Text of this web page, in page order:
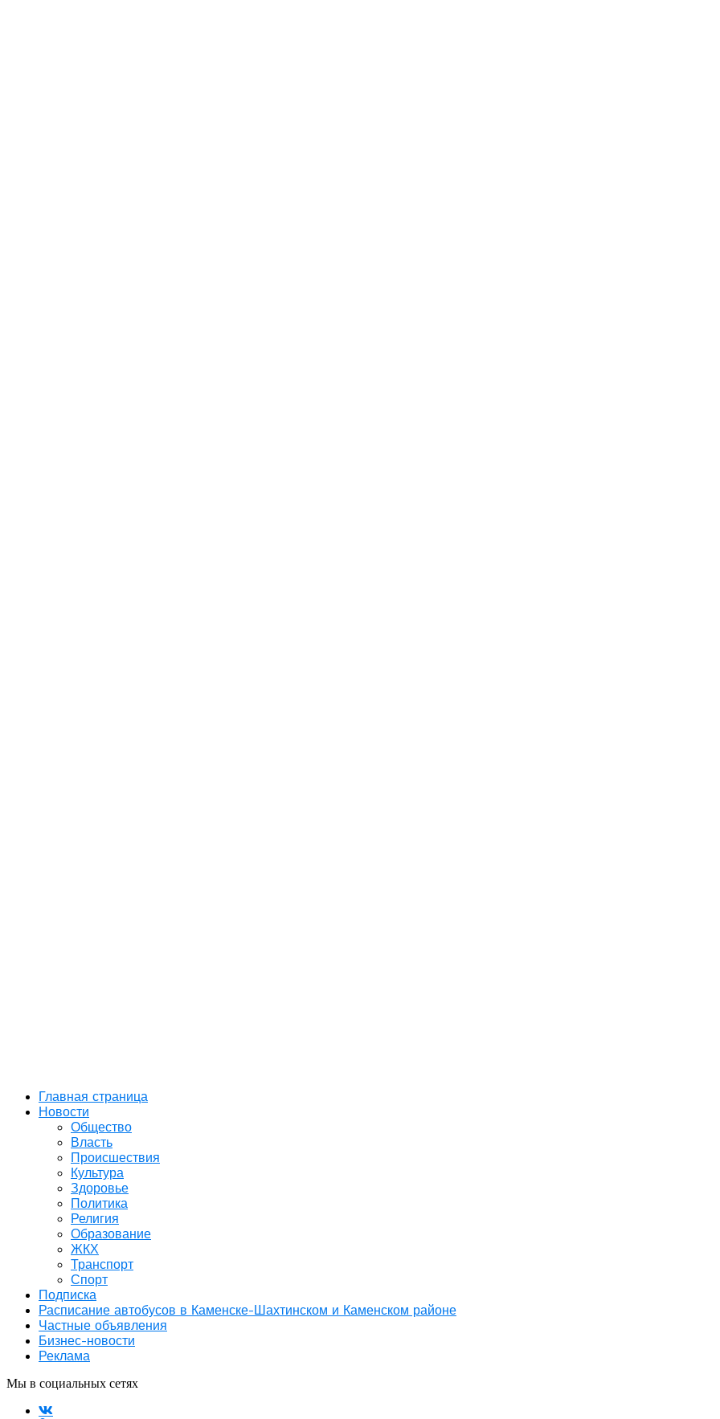
Главная страница
Новости
Общество
Власть
Происшествия
Культура
Здоровье
Политика
Религия
Образование
ЖКХ
Транспорт
Спорт
Подписка
Расписание автобусов в Каменске-Шахтинском и Каменском районе
Частные объявления
Бизнес-новости
Реклама
Мы в социальных сетях